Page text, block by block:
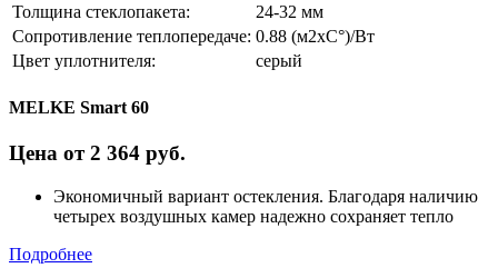
Толщина стеклопакета:
24-32 мм
Сопротивление теплопередаче: 0.88 (м2xC°)/Вт
Цвет уплотнителя:
серый
MELKE Smart 60
Цена от 2 364 руб.
Экономичный вариант остекления. Благодаря наличию
четырех воздушных камер надежно сохраняет тепло
Подробнее